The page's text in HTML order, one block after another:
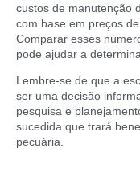
custos de manutenção
com base em preços
Comparar esses
pode ajudar a
Lembre-se de que a
ser uma decisão
pesquisa e
sucedida que trará
pecuária.